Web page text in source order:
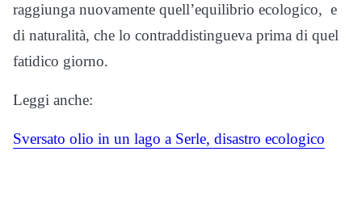
raggiunga nuovamente quell’equilibrio ecologico, e
di naturalità, che lo contraddistingueva prima di quel
fatidico giorno.
Leggi anche:
Sversato olio in un lago a Serle, disastro ecologico